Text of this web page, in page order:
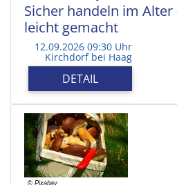
Sicher handeln im Alter
leicht gemacht
12.09.2026 09:30 Uhr
Kirchdorf bei Haag
DETAIL